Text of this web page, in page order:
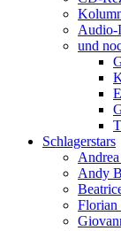
Audio-
und
Schlagerstars
Andy
Florian